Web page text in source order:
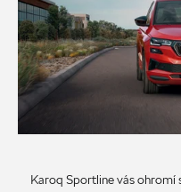
Karoq Sportline vás